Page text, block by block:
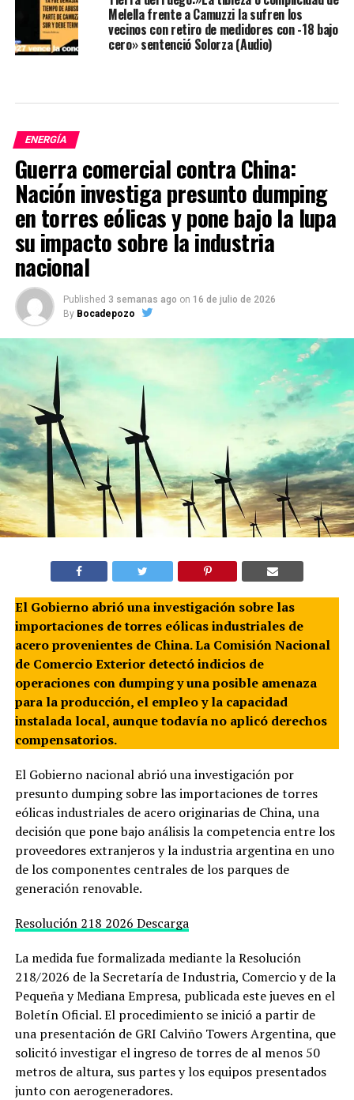
Melella frente a Camuzzi la sufren los
vecinos con retiro de medidores con -18 bajo
cero» sentenció Solorza (Audio)
ENERGÍA
Guerra comercial contra China:
Nación investiga presunto dumping
en torres eólicas y pone bajo la lupa
su impacto sobre la industria
nacional
Published 3 semanas ago on 16 de julio de 2026
By Bocadepozo
El Gobierno abrió una investigación sobre las
importaciones de torres eólicas industriales de
acero provenientes de China. La Comisión Nacional
de Comercio Exterior detectó indicios de
operaciones con dumping y una posible amenaza
para la producción, el empleo y la capacidad
instalada local, aunque todavía no aplicó derechos
compensatorios.
El Gobierno nacional abrió una investigación por
presunto dumping sobre las importaciones de torres
eólicas industriales de acero originarias de China, una
decisión que pone bajo análisis la competencia entre los
proveedores extranjeros y la industria argentina en uno
de los componentes centrales de los parques de
generación renovable.
Resolución 218 2026 Descarga
La medida fue formalizada mediante la Resolución
218/2026 de la Secretaría de Industria, Comercio y de la
Pequeña y Mediana Empresa, publicada este jueves en el
Boletín Oficial. El procedimiento se inició a partir de
una presentación de GRI Calviño Towers Argentina, que
solicitó investigar el ingreso de torres de al menos 50
metros de altura, sus partes y los equipos presentados
junto con aerogeneradores.